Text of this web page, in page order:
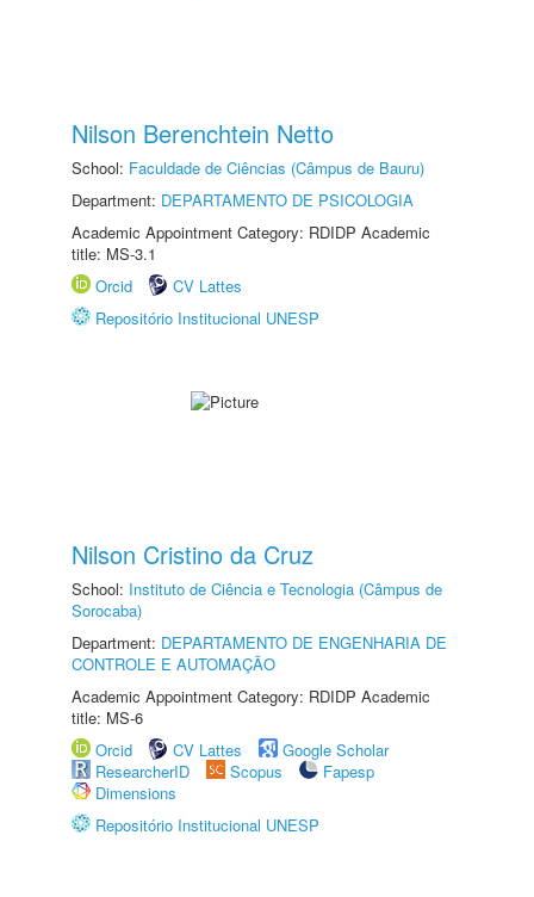
Nilson Berenchtein Netto
School: Faculdade de Ciências (Câmpus de Bauru)
Department: DEPARTAMENTO DE PSICOLOGIA
Academic Appointment Category: RDIDP Academic
title: MS-3.1
Orcid
CV Lattes
Repositório Institucional UNESP
Nilson Cristino da Cruz
School: Instituto de Ciência e Tecnologia (Câmpus de
Sorocaba)
Department: DEPARTAMENTO DE ENGENHARIA DE
CONTROLE E AUTOMAÇÃO
Academic Appointment Category: RDIDP Academic
title: MS-6
Orcid
CV Lattes
Google Scholar
ResearcherID
Scopus
Fapesp
Dimensions
Repositório Institucional UNESP